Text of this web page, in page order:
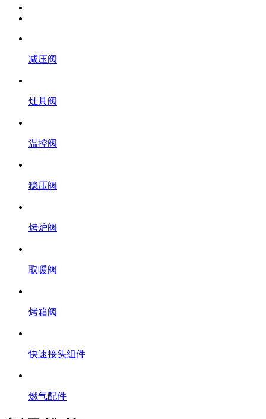
减压阀
灶具阀
温控阀
稳压阀
烤炉阀
取暖阀
烤箱阀
快速接头组件
燃气配件